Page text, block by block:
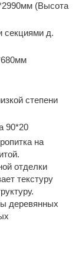
(Высота
секциями д.
степени
90*20
на
отделки
текстуру
деревянных